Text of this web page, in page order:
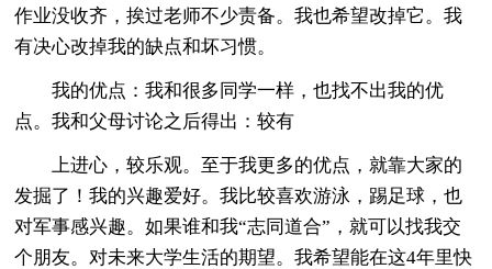
作业没收齐，挨过老师不少责备。我也希望改掉它。我
有决心改掉我的缺点和坏习惯。
我的优点：我和很多同学一样，也找不出我的优
点。我和父母讨论之后得出：较有
上进心，较乐观。至于我更多的优点，就靠大家的
发掘了！我的兴趣爱好。我比较喜欢游泳，踢足球，也
对军事感兴趣。如果谁和我“志同道合”，就可以找我交
个朋友。对未来大学生活的期望。我希望能在这4年里快